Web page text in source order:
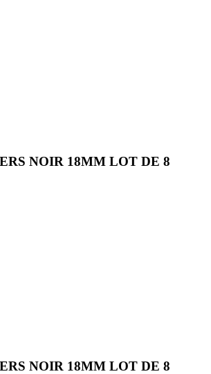
NOIR 18MM LOT DE 8
NOIR 18MM LOT DE 8